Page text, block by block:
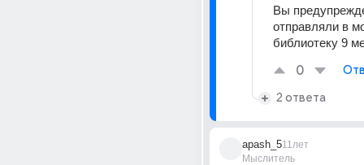
Вы
отправляли в
библиотеку 9
0
2 ответа
apash_5
Мыслитель
11лет